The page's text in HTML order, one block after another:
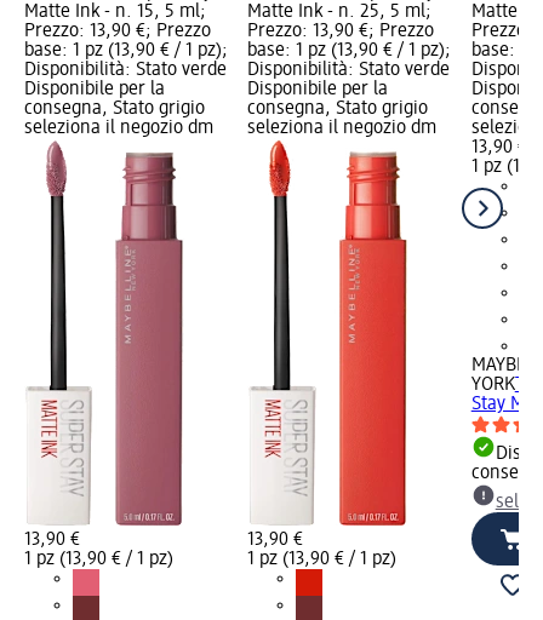
Matte Ink - n. 15, 5 ml;
Prezzo: 13,90 €; Prezzo
base: 1 pz (13,90 € / 1 pz);
Disponibilità: Stato verde
Disponibile per la
consegna, Stato grigio
seleziona il negozio dm
13,90 €
1 pz (13,90 € / 1 pz)
Matte Ink - n. 25, 5 ml;
Prezzo: 13,90 €; Prezzo
base: 1 pz (13,90 € / 1 pz);
Disponibilità: Stato verde
Disponibile per la
consegna, Stato grigio
seleziona il negozio dm
13,90 €
1 pz (13,90 € / 1 pz)
Matte
Prezzo:
base: 1
13,90 €
1 pz
YORK
Stay